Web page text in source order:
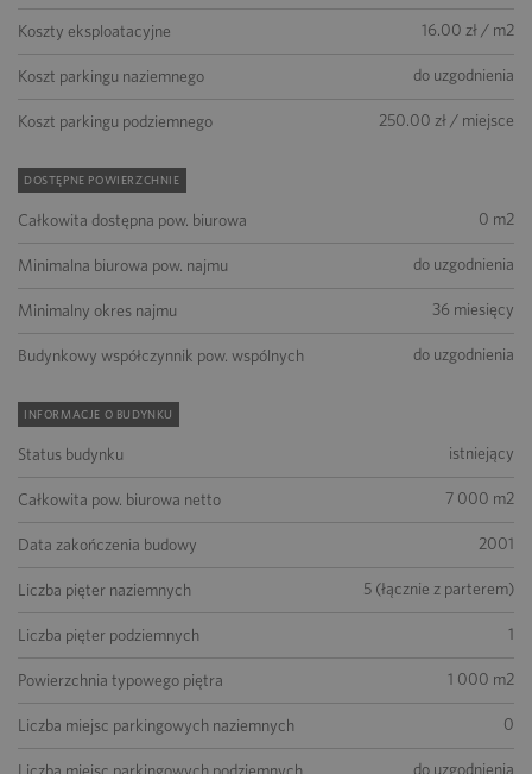
Koszty eksploatacyjne 16.00 zł / m2
Koszt parkingu naziemnego do uzgodnienia
Koszt parkingu podziemnego 250.00 zł / miejsce
DOSTĘPNE POWIERZCHNIE
Całkowita dostępna pow. biurowa 0 m2
Minimalna biurowa pow. najmu do uzgodnienia
Minimalny okres najmu 36 miesięcy
Budynkowy współczynnik pow. wspólnych do uzgodnienia
INFORMACJE O BUDYNKU
Status budynku istniejący
Całkowita pow. biurowa netto 7 000 m2
Data zakończenia budowy 2001
Liczba pięter naziemnych 5 (łącznie z parterem)
Liczba pięter podziemnych 1
Powierzchnia typowego piętra 1 000 m2
Liczba miejsc parkingowych naziemnych 0
do uzgodnienia